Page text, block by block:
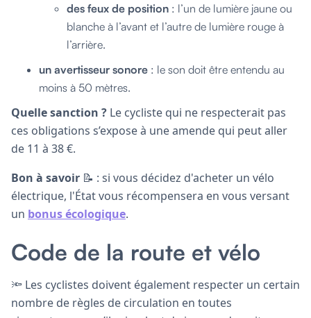
des feux de position : l’un de lumière jaune ou
blanche à l’avant et l’autre de lumière rouge à
l’arrière.
un avertisseur sonore : le son doit être entendu au
moins à 50 mètres.
Quelle sanction ? Le cycliste qui ne respecterait pas
ces obligations s’expose à une amende qui peut aller
de 11 à 38 €.
Bon à savoir 📝 : si vous décidez d'acheter un vélo
électrique, l'État vous récompensera en vous versant
un bonus écologique.
Code de la route et vélo
🔦 Les cyclistes doivent également respecter un certain
nombre de règles de circulation en toutes